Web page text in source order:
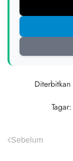
Diterbitkan
Tagar:
Sebelum